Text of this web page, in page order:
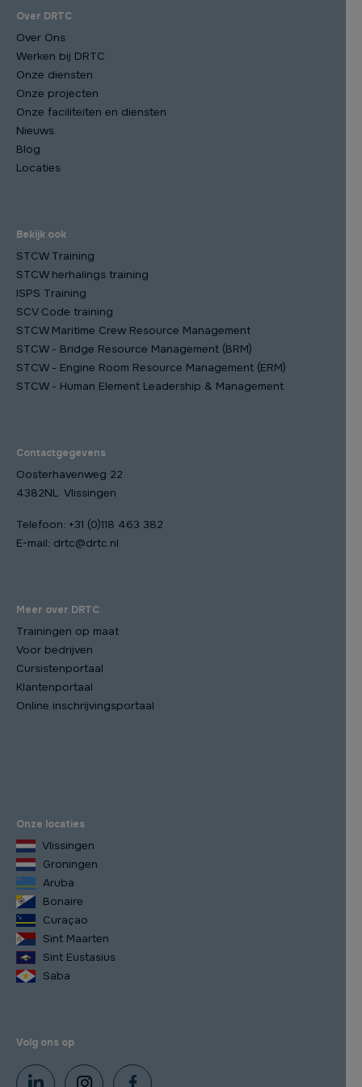
Over DRTC
Over Ons
Werken bij DRTC
Onze diensten
Onze projecten
Onze faciliteiten en diensten
Nieuws
Blog
Locaties
Bekijk ook
STCW Training
STCW herhalings training
ISPS Training
SCV Code training
STCW Maritime Crew Resource Management
STCW - Bridge Resource Management (BRM)
STCW - Engine Room Resource Management (ERM)
STCW - Human Element Leadership & Management
Contactgegevens
Oosterhavenweg 22
4382NL Vlissingen
Telefoon: +31 (0)118 463 382
E-mail: drtc@drtc.nl
Meer over DRTC
Trainingen op maat
Voor bedrijven
Cursistenportaal
Klantenportaal
Online inschrijvingsportaal
Onze locaties
Vlissingen
Groningen
Aruba
Bonaire
Curaçao
Sint Maarten
Sint Eustasius
Saba
Volg ons op